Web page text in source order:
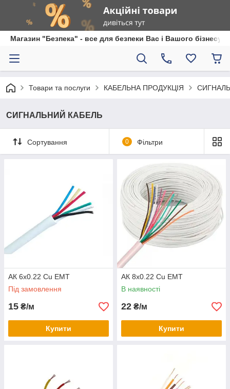
Магазин "Безпека" - все для безпеки Вас і Вашого бізнесу
Товари та послуги КАБЕЛЬНА ПРОДУКЦІЯ
СИГНАЛЬНИЙ КАБЕЛЬ
Сортування 0 Фільтри
АК 6x0.22 Сu ЕМТ
Під замовлення
15 ₴/м
Купити
АК 8x0.22 Сu ЕМТ
В наявності
22 ₴/м
Купити